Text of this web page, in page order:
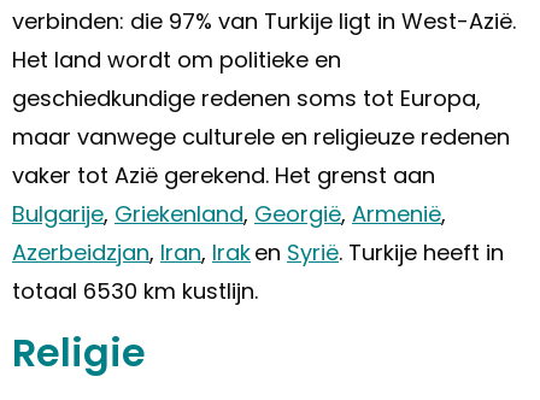
verbinden: die 97% van Turkije ligt in West-Azië.
Het land wordt om politieke en
geschiedkundige redenen soms tot Europa,
maar vanwege culturele en religieuze redenen
vaker tot Azië gerekend. Het grenst aan
Bulgarije, Griekenland, Georgië, Armenië,
Azerbeidzjan, Iran, Iraken Syrië. Turkije heeft in
totaal 6530 km kustlijn.
Religie